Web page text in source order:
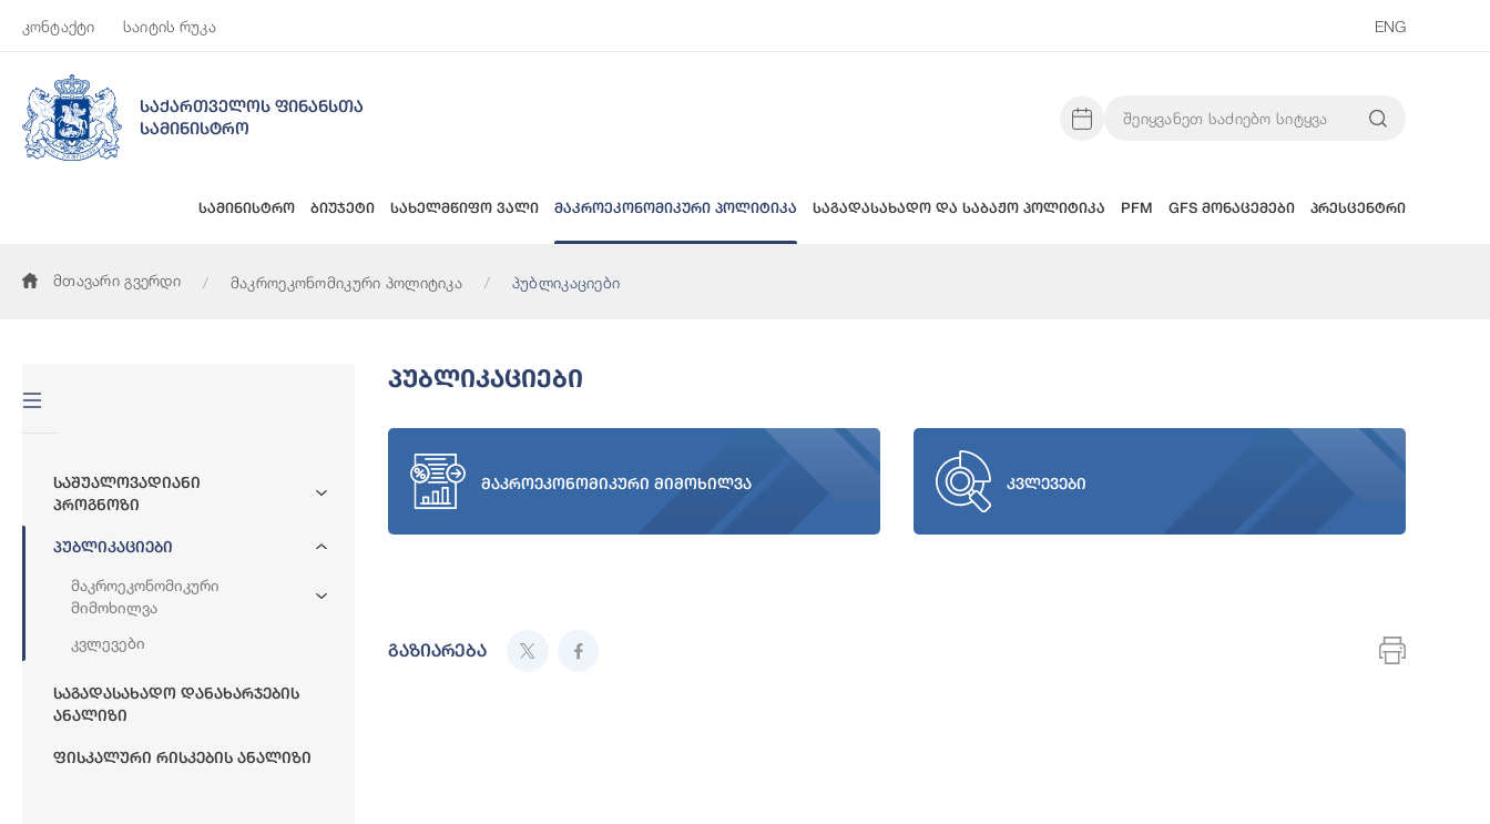
კონტაქტი საიტის რუკა ENG
საქართველოს ფინანსთა
სამინისტრო
სამინისტრო ბიუჯეტი სახელმწიფო ვალი მაკროეკონომიკური პოლიტიკა საგადასახადო და საბაჟო პოლიტიკა PFM GFS მონაცემები პრესცენტრი
მთავარი გვერდი მაკროეკონომიკური პოლიტიკა პუბლიკაციები
Საშუალოვადიანი
Პროგნოზი
Პუბლიკაციები
Მაკროეკონომიკური
Მიმოხილვა
Კვლევები
Საგადასახადო Დანახარჯების
Ანალიზი
Ფისკალური Რისკების Ანალიზი
Პუბლიკაციები
მაკროეკონომიკური მიმოხილვა კვლევები
გაზიარება